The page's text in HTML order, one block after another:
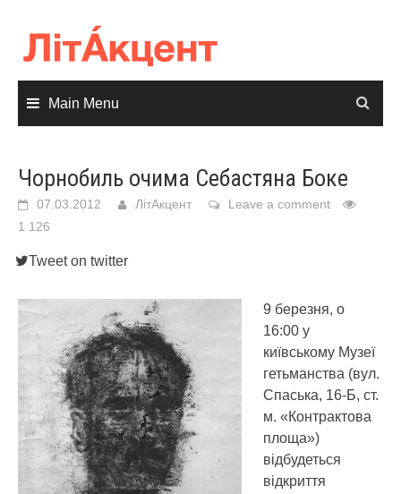
content
Main Menu
Чорнобиль очима Себастяна Боке
07.03.2012 ЛітАкцент
Leave a comment
1 126
Tweet on twitter
9 березня, о
16:00 у
київському Музеї
гетьманства (вул.
Спаська, 16-Б, ст.
м. «Контрактова
площа»)
відбудеться
відкриття